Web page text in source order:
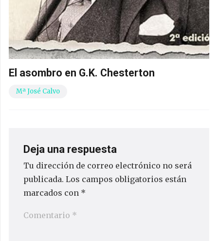
El asombro en G.K. Chesterton
Mª José Calvo
Deja una respuesta
Tu dirección de correo electrónico no será
publicada. Los campos obligatorios están
marcados con *